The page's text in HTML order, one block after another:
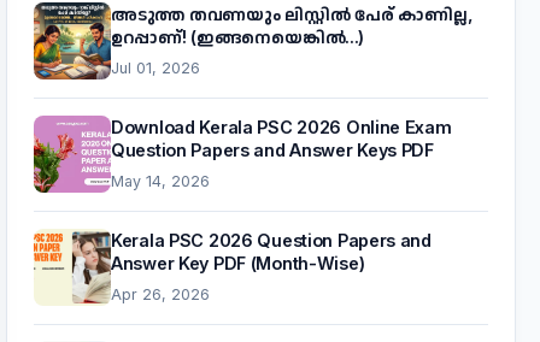
അടുത്ത തവണയും ലിസ്റ്റിൽ പേര് കാണില്ല,
ഉറപ്പാണ്! (ഇങ്ങനെയെങ്കിൽ...)
Jul 01, 2026
Download Kerala PSC 2026 Online Exam
Question Papers and Answer Keys PDF
May 14, 2026
Kerala PSC 2026 Question Papers and
Answer Key PDF (Month-Wise)
Apr 26, 2026